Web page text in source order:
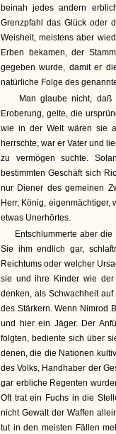
beinah jedes andern
Grenzpfahl das Glück oder
Weisheit, meistens aber
Erben bekamen, der
gegeben wurde, damit er
natürliche Folge des
Man glaube nicht,
Eroberung, gelte, die
wie in der Welt wären sie
herrschte, war er Vater und
zu vermögen suchte.
bestimmten Geschäft sich
nur Diener des gemeinen
Herr, König,
etwas Unerhörtes.
Entschlummerte aber
Sie ihm endlich gar,
Reichtums oder welcher
sie und ihre Kinder wie
denken, als Schwachheit
des Stärkern. Wenn Nimrod
und hier ein Jäger. Der
folgten, bediente sich über
denen, die die Nationen
des Volks, Handhaber der
gar erbliche Regenten
Oft trat ein Fuchs in die
nicht Gewalt der Waffen
tut in den meisten Fällen